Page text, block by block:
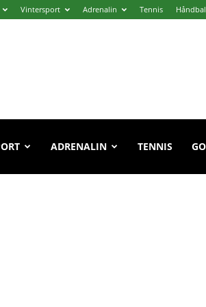
Vintersport Adrenalin Tennis
ADRENALIN TENNIS